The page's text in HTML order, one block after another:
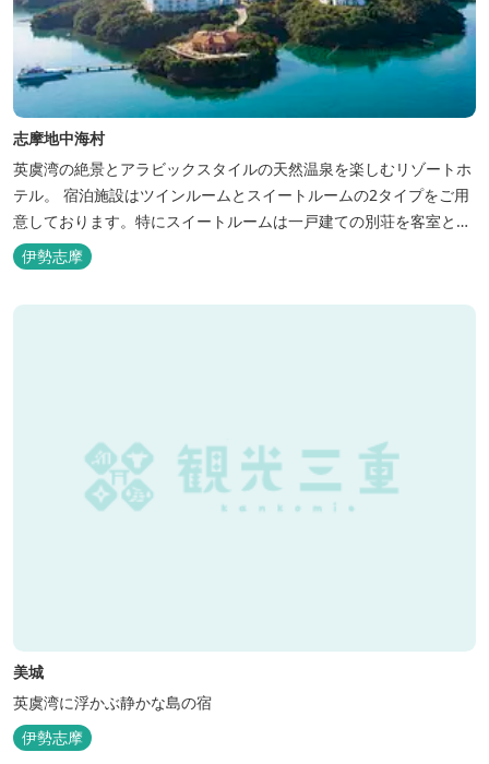
志摩地中海村
英虞湾の絶景とアラビックスタイルの天然温泉を楽しむリゾートホ
テル。 宿泊施設はツインルームとスイートルームの2タイプをご用
意しております。特にスイートルームは一戸建ての別荘を客室とし
てリニューアル♪120平米の驚きの広さとこだわりの調度品が自慢
です！ スペイン１ツ星レストランと提携したレストランでのお食事
伊勢志摩
美城
英虞湾に浮かぶ静かな島の宿
伊勢志摩